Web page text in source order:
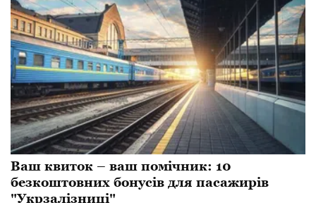
Ваш квиток – ваш помічник: 10
безкоштовних бонусів для пасажирів
"Укрзалізниці"